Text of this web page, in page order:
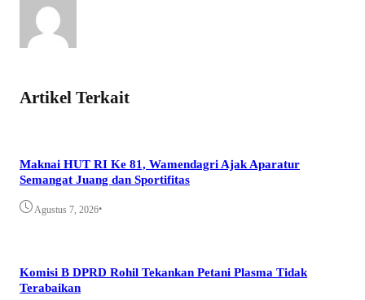
Artikel Terkait
Maknai HUT RI Ke 81, Wamendagri Ajak Aparatur
Semangat Juang dan Sportifitas
Agustus 7, 2026•
Komisi B DPRD Rohil Tekankan Petani Plasma Tidak
Terabaikan